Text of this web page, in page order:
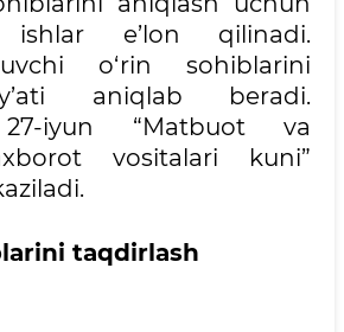
e’lon qilinadi.
o‘rin sohiblarini
aniqlab beradi.
27-iyun “Matbuot va
vositalari kuni”
taqdirlash